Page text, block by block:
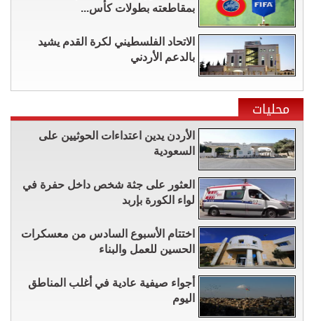
بمقاطعته بطولات كأس...
الاتحاد الفلسطيني لكرة القدم يشيد
بالدعم الأردني
محليات
الأردن يدين اعتداءات الحوثيين على
السعودية
العثور على جثة شخص داخل حفرة في
لواء الكورة بإربد
اختتام الأسبوع السادس من معسكرات
الحسين للعمل والبناء
أجواء صيفية عادية في أغلب المناطق
اليوم